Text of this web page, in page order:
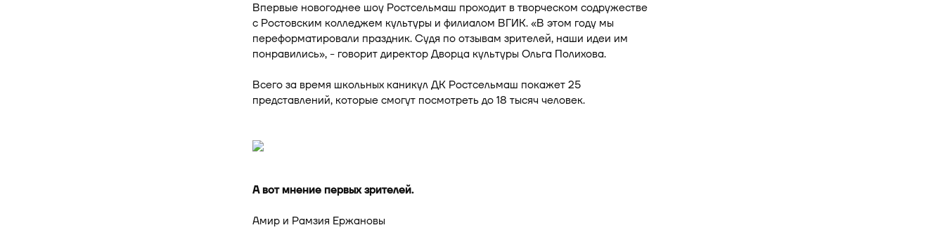
Впервые новогоднее шоу Ростсельмаш проходит в творческом содружестве
с Ростовским колледжем культуры и филиалом ВГИК. «В этом году мы
переформатировали праздник. Судя по отзывам зрителей, наши идеи им
понравились», - говорит директор Дворца культуры Ольга Полихова.
Всего за время школьных каникул ДК Ростсельмаш покажет 25
представлений, которые смогут посмотреть до 18 тысяч человек.
А вот мнение первых зрителей.
Амир и Рамзия Ержановы